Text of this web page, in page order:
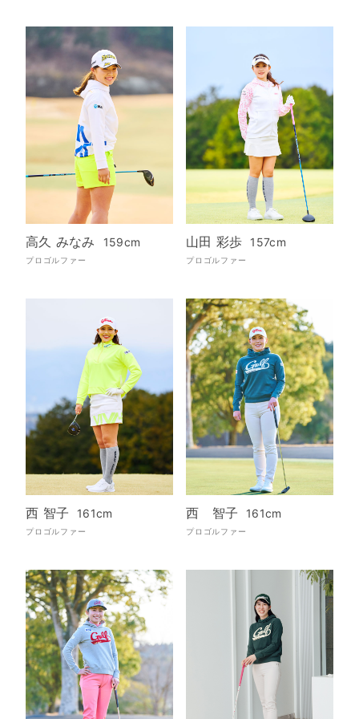
高久 みなみ 159cm
プロゴルファー
山田 彩歩 157cm
プロゴルファー
西 智子 161cm
プロゴルファー
西 智子 161cm
プロゴルファー